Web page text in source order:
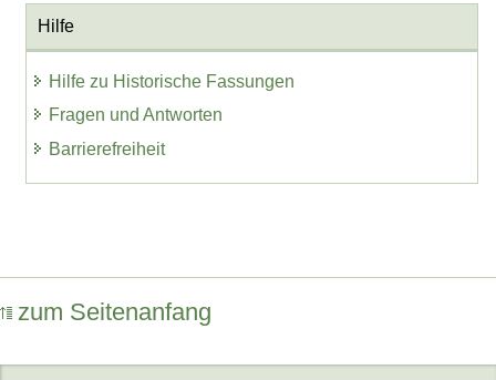
Hilfe
Hilfe zu Historische Fassungen
Fragen und Antworten
Barrierefreiheit
zum Seitenanfang